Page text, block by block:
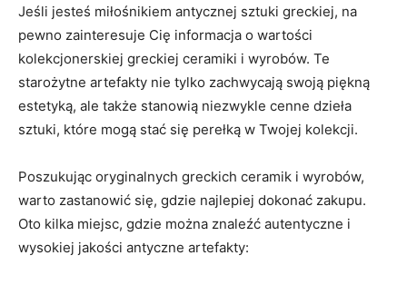
Jeśli jesteś miłośnikiem antycznej sztuki greckiej, na
‌pewno zainteresuje Cię informacja o wartości
kolekcjonerskiej ‌greckiej ceramiki i wyrobów. Te
starożytne artefakty nie⁤ tylko zachwycają swoją piękną
estetyką, ale​ także stanowią niezwykle cenne dzieła
sztuki, które mogą stać się perełką w Twojej kolekcji.
Poszukując oryginalnych⁢ greckich ceramik i⁤ wyrobów,
warto zastanowić się, gdzie‍ najlepiej dokonać zakupu.⁣
Oto kilka miejsc, gdzie ⁤można znaleźć autentyczne i
wysokiej jakości antyczne‌ artefakty: